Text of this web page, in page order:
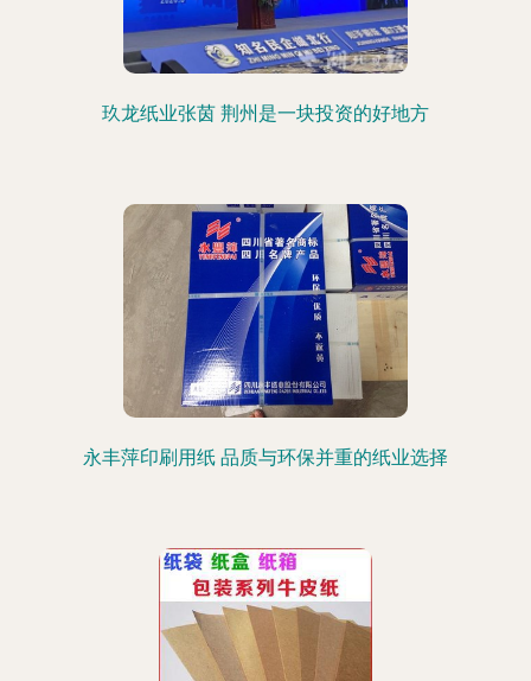
玖龙纸业张茵 荆州是一块投资的好地方
永丰萍印刷用纸 品质与环保并重的纸业选择